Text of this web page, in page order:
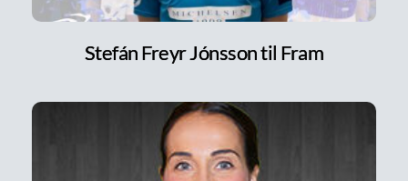
Stefán Freyr Jónsson til Fram